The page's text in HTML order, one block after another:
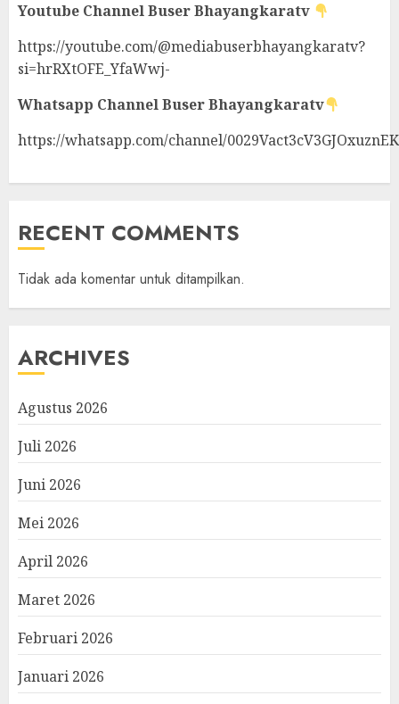
Youtube ChannelBuser Bhayangkaratv
https://youtube.com/@mediabuserbhayangkaratv?
si=hrRXtOFE_YfaWwj-
Whatsapp ChannelBuser Bhayangkaratv
https://whatsapp.com/channel/
RECENT COMMENTS
Tidak ada komentar untuk ditampilkan.
ARCHIVES
Agustus 2026
Juli 2026
Juni 2026
Mei 2026
April 2026
Maret 2026
Februari 2026
Januari 2026